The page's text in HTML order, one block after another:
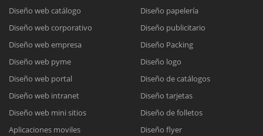
Diseño web catálogo
Diseño web corporativo
Diseño web empresa
Diseño web pyme
Diseño web portal
Diseño web intranet
Diseño web mini sitios
Aplicaciones moviles
Diseño papelería
Diseño publicitario
Diseño Packing
Diseño logo
Diseño de catálogos
Diseño tarjetas
Diseño de folletos
Diseño flyer